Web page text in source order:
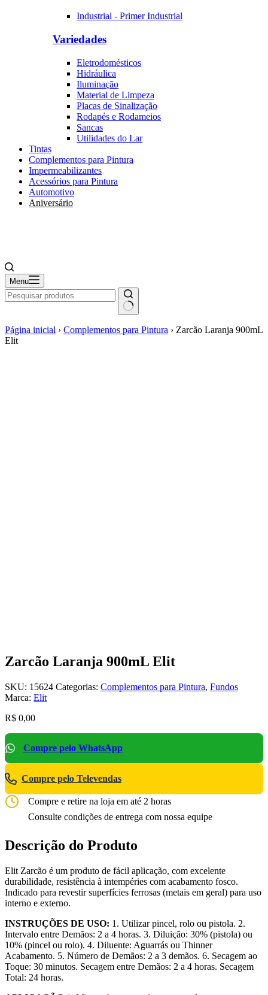
Industrial - Primer Industrial
Variedades
Eletrodomésticos
Hidráulica
Iluminação
Material de Limpeza
Placas de Sinalização
Rodapés e Rodameios
Sancas
Utilidades do Lar
Tintas
Complementos para Pintura
Impermeabilizantes
Acessórios para Pintura
Automotivo
Aniversário
Menu
Página inicial › Complementos para Pintura › Zarcão Laranja 900mL
Elit
Zarcão Laranja 900mL Elit
SKU: 15624 Categorias: Complementos para Pintura, Fundos
Marca: Elit
R$ 0,00
Compre pelo WhatsApp
Compre pelo Televendas
Compre e retire na loja em até 2 horas
Consulte condições de entrega com nossa equipe
Descrição do Produto
Elit Zarcão é um produto de fácil aplicação, com excelente
durabilidade, resistência à intempéries com acabamento fosco.
Indicado para revestir superfícies ferrosas (metais em geral) para uso
interno e externo.
INSTRUÇÕES DE USO: 1. Utilizar pincel, rolo ou pistola. 2.
Intervalo entre Demãos: 2 a 4 horas. 3. Diluição: 30% (pistola) ou
10% (pincel ou rolo). 4. Diluente: Aguarrás ou Thinner
Acabamento. 5. Número de Demãos: 2 a 3 demãos. 6. Secagem ao
Toque: 30 minutos. Secagem entre Demãos: 2 a 4 horas. Secagem
Total: 24 horas.